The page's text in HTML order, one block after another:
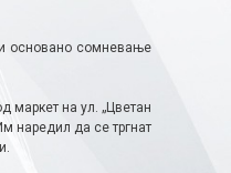
основано сомневање
маркет на ул. „Цветан
наредил да се тргнат